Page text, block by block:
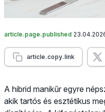
article.page.published
article.copy.link
A hibrid manikűr egyre
akik tartós és esztétikus